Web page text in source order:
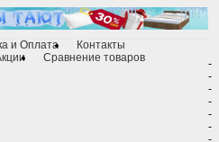
и Оплата
Контакты
Сравнение товаров
-
-
-
-
-
-
-